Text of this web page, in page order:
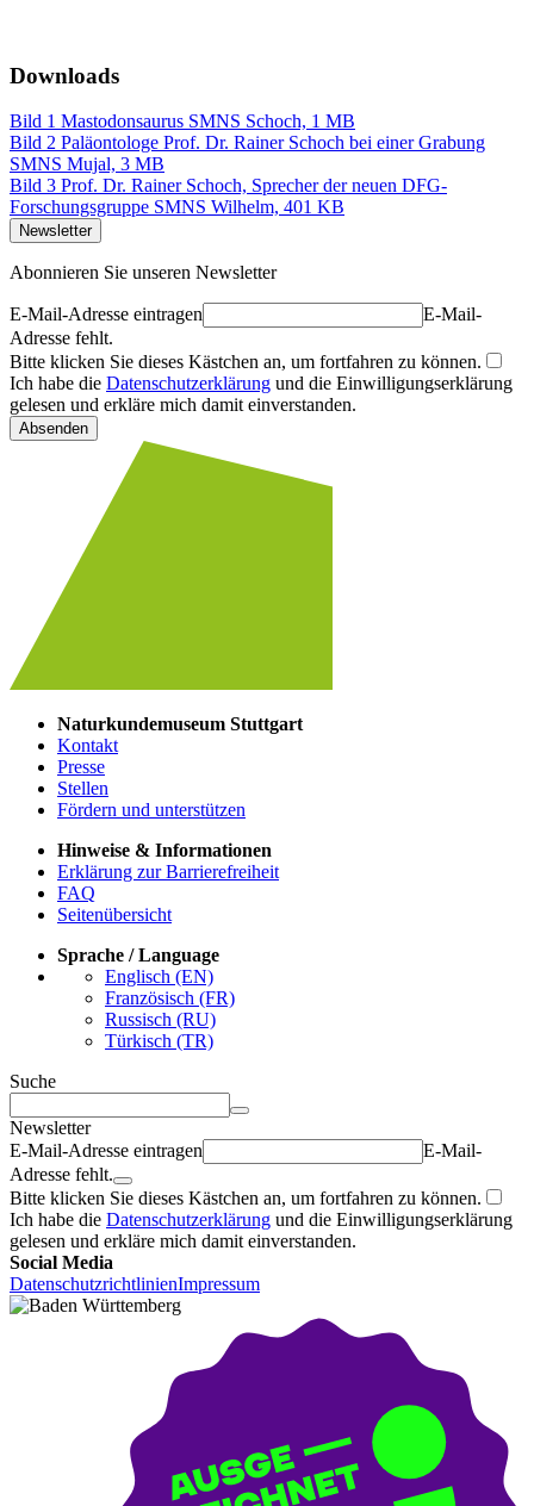
Downloads
Bild 1 Mastodonsaurus SMNS Schoch, 1 MB
Bild 2 Paläontologe Prof. Dr. Rainer Schoch bei einer Grabung
SMNS Mujal, 3 MB
Bild 3 Prof. Dr. Rainer Schoch, Sprecher der neuen DFG-
Forschungsgruppe SMNS Wilhelm, 401 KB
Newsletter
Abonnieren Sie unseren Newsletter
E-Mail-Adresse eintragen
E-Mail-
Adresse fehlt.
Bitte klicken Sie dieses Kästchen an, um fortfahren zu können.
Ich habe die Datenschutzerklärung und die Einwilligungserklärung
gelesen und erkläre mich damit einverstanden.
Absenden
Naturkundemuseum Stuttgart
Kontakt
Presse
Stellen
Fördern und unterstützen
Hinweise & Informationen
Erklärung zur Barrierefreiheit
FAQ
Seitenübersicht
Sprache / Language
Englisch (EN)
Französisch (FR)
Russisch (RU)
Türkisch (TR)
Suche
Newsletter
E-Mail-Adresse eintragen
E-Mail-
Adresse fehlt.
Bitte klicken Sie dieses Kästchen an, um fortfahren zu können.
Ich habe die Datenschutzerklärung und die Einwilligungserklärung
gelesen und erkläre mich damit einverstanden.
Social Media
DatenschutzrichtlinienImpressum